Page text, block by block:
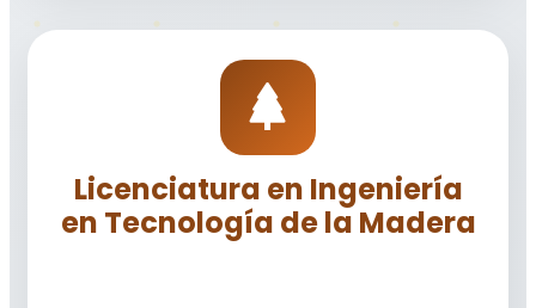
Licenciatura en Ingeniería
en Tecnología de la Madera